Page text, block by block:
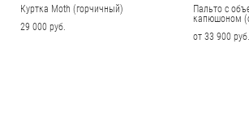
Куртка Moth (горчичный)
29 000 pуб.
Пальто с
капюшоном
от 33 900 pуб.